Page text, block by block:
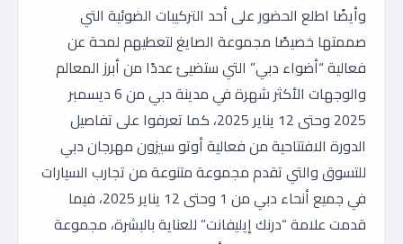
وأيضًا اطلع الحضور على أحد التركيبات الضوئية التي
صممتها خصيصًا مجموعة الصايغ لتعطيهم لمحة عن
فعالية “أضواء دبي” التي ستضيئ عددًا من أبرز المعالم
والوجهات الأكثر شهرة في مدينة دبي من 6 ديسمبر
2025 وحتى 12 يناير 2025، كما تعرفوا على تفاصيل
الدورة الافتتاحية من فعالية أوتو سيزون مهرجان دبي
للتسوق والتي تقدم مجموعة متنوعة من تجارب السيارات
في جميع أنحاء دبي من 1 وحتى 12 يناير 2025، فيما
قدمت علامة “درنك إيليفانت” للعناية بالبشرة، مجموعة